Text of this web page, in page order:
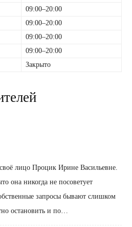
09:00–20:00
09:00–20:00
09:00–20:00
09:00–20:00
Закрыто
лицо Процик Ирине Васильевне.
она никогда не посоветует
запросы бывают слишком
остановить и по…